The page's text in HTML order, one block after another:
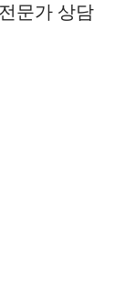
문가 상담